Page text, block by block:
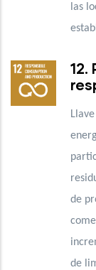
las
12.
de
de